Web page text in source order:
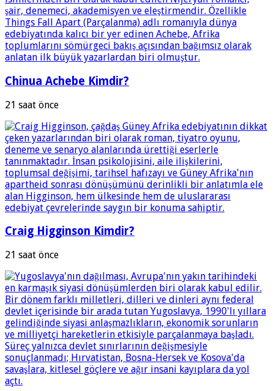
Chinua Achebe Kimdir?
21 saat önce
Craig Higginson Kimdir?
21 saat önce